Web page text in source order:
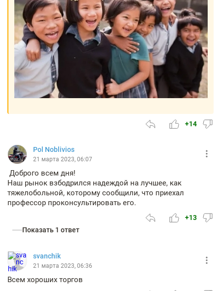
+14
Pol Noblivios
21 марта 2023, 06:07
Доброго всем дня!
Наш рынок взбодрился надеждой на лучшее, как
тяжелобольной, которому сообщили, что приехал
профессор проконсультировать его.
+13
Показать 1 ответ
svanchik
21 марта 2023, 06:36
Всем хороших торгов